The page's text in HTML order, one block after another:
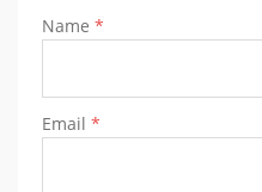
Name *
Email *